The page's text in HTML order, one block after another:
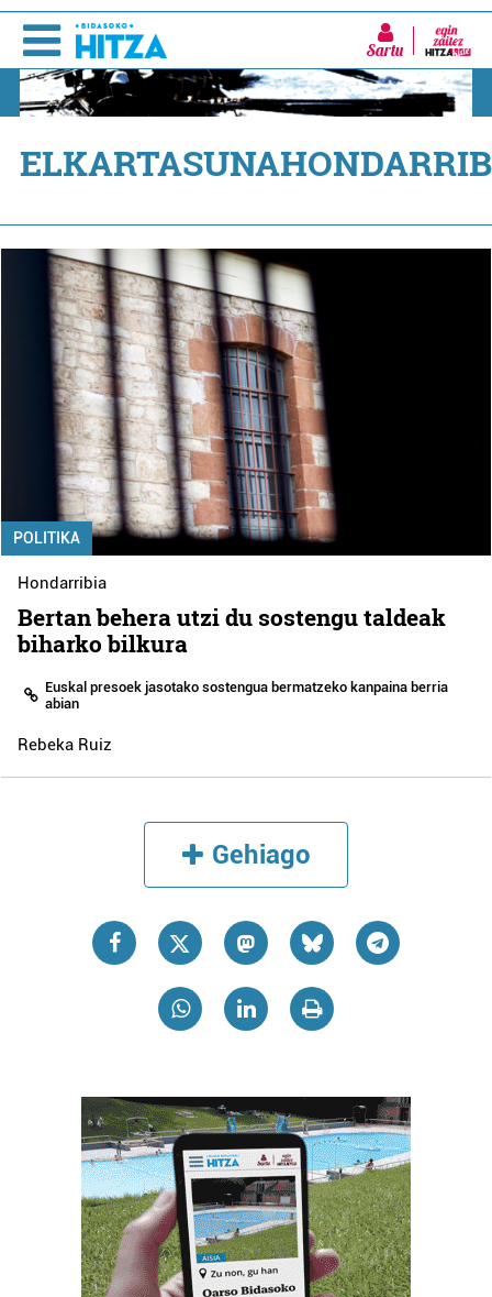
Sartu
POLITIKA
Hondarribia
Bertan behera utzi du sostengu taldeak
biharko bilkura
Euskal presoek jasotako sostengua bermatzeko kanpaina berria
abian
Rebeka Ruiz
Gehiago